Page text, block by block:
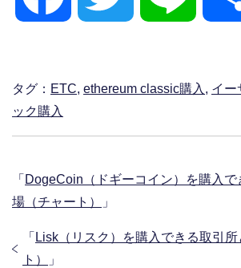
タグ： ETC, ethereum classic購入 , イー
ック購入
「 DogeCoin（ドギーコイン）を購入で
場（チャート）
」
「 Lisk（リスク）を購入できる取引
ト）
」